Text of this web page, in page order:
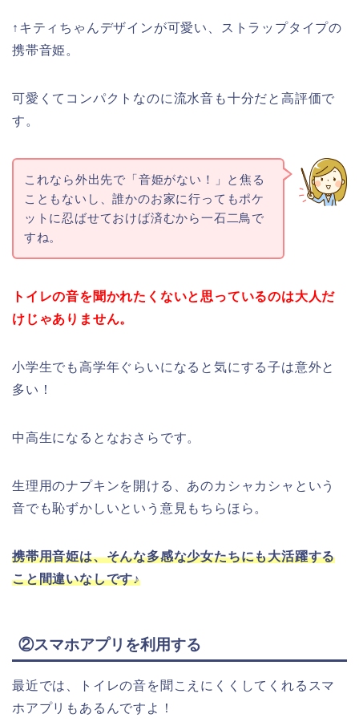
↑キティちゃんデザインが可愛い、ストラップタイプの
携帯音姫。
可愛くてコンパクトなのに流水音も十分だと高評価で
す。
これなら外出先で「音姫がない！」と焦る
こともないし、誰かのお家に行ってもポケ
ットに忍ばせておけば済むから一石二鳥で
すね。
トイレの音を聞かれたくないと思っているのは大人だ
けじゃありません。
小学生でも高学年ぐらいになると気にする子は意外と
多い！
中高生になるとなおさらです。
生理用のナプキンを開ける、あのカシャカシャという
音でも恥ずかしいという意見もちらほら。
携帯用音姫は、そんな多感な少女たちにも大活躍する
こと間違いなしです♪
②スマホアプリを利用する
最近では、トイレの音を聞こえにくくしてくれるスマ
ホアプリもあるんですよ！